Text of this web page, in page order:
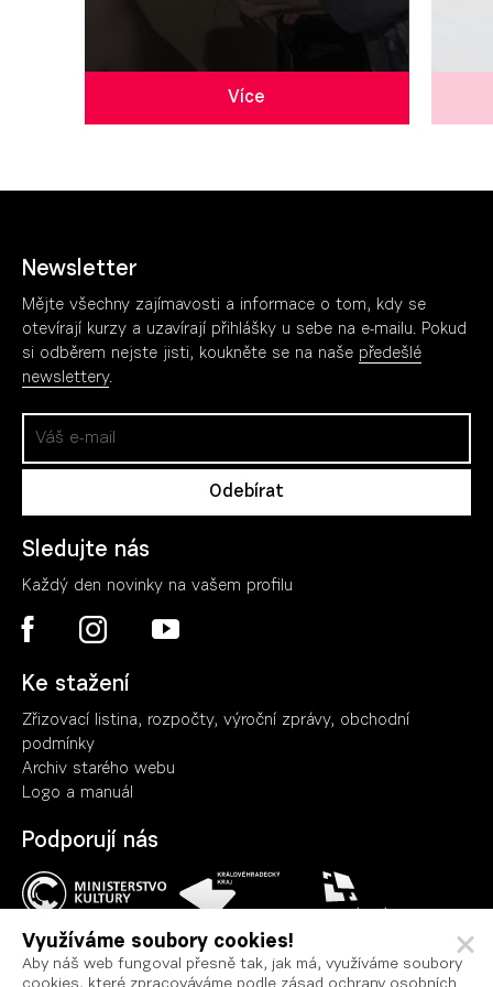
Více
Newsletter
Mějte všechny zajímavosti a informace o tom, kdy se
otevírají kurzy a uzavírají přihlášky u sebe na e-mailu. Pokud
si odběrem nejste jisti, koukněte se na naše předešlé
newslettery.
Sledujte nás
Každý den novinky na vašem profilu
Ke stažení
Zřizovací listina, rozpočty, výroční zprávy, obchodní
podmínky
Archiv starého webu
Logo a manuál
Podporují nás
Využíváme soubory cookies!
Aby náš web fungoval přesně tak, jak má, využíváme soubory